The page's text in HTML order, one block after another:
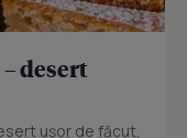
desert
ușor de făcut,